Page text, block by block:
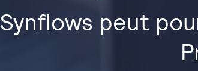
Synflows peut